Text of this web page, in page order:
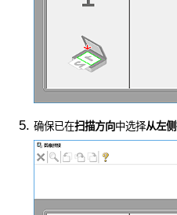
确保已在扫描方向中选择从左